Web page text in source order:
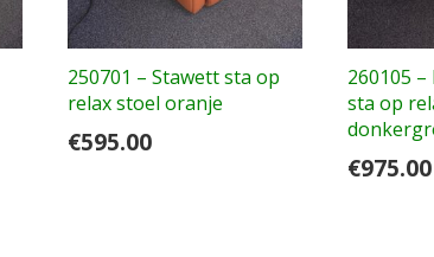
250701 – Stawett sta op
relax stoel oranje
€595.00
260105
sta op
€975.00